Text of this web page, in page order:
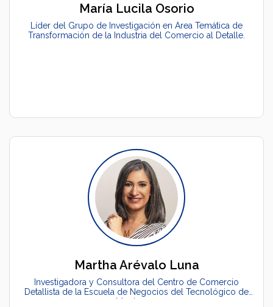
María Lucila Osorio
Líder del Grupo de Investigación en Área Temática de
Transformación de la Industria del Comercio al Detalle.
Martha Arévalo Luna
Investigadora y Consultora del Centro de Comercio
Detallista de la Escuela de Negocios del Tecnológico de
Monterrey.